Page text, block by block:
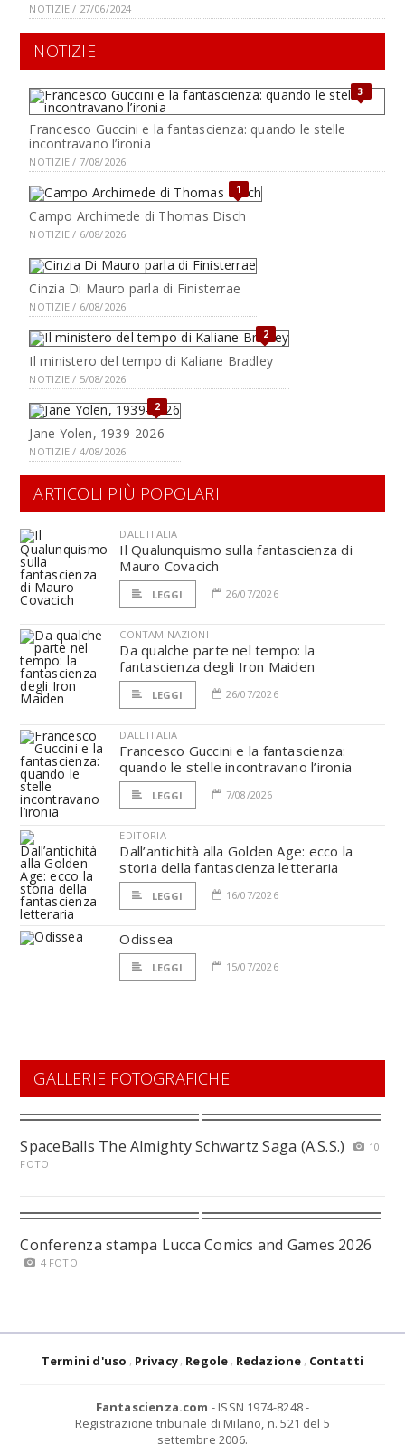
NOTIZIE / 27/06/2024
NOTIZIE
3
Francesco Guccini e la fantascienza: quando le stelle
incontravano l’ironia
NOTIZIE / 7/08/2026
1
Campo Archimede di Thomas Disch
NOTIZIE / 6/08/2026
Cinzia Di Mauro parla di Finisterrae
NOTIZIE / 6/08/2026
2
Il ministero del tempo di Kaliane Bradley
NOTIZIE / 5/08/2026
2
Jane Yolen, 1939-2026
NOTIZIE / 4/08/2026
ARTICOLI PIÙ POPOLARI
DALL'ITALIA
Il Qualunquismo sulla fantascienza di
Mauro Covacich
LEGGI 26/07/2026
CONTAMINAZIONI
Da qualche parte nel tempo: la
fantascienza degli Iron Maiden
LEGGI 26/07/2026
DALL'ITALIA
Francesco Guccini e la fantascienza:
quando le stelle incontravano l’ironia
LEGGI 7/08/2026
EDITORIA
Dall’antichità alla Golden Age: ecco la
storia della fantascienza letteraria
LEGGI 16/07/2026
Odissea
LEGGI 15/07/2026
GALLERIE FOTOGRAFICHE
SpaceBalls The Almighty Schwartz Saga (A.S.S.)
10
FOTO
Conferenza stampa Lucca Comics and Games 2026
4 FOTO
Termini d'uso Privacy Regole Redazione Contatti
Fantascienza.com - ISSN 1974-8248 -
Registrazione tribunale di Milano, n. 521 del 5
settembre 2006.